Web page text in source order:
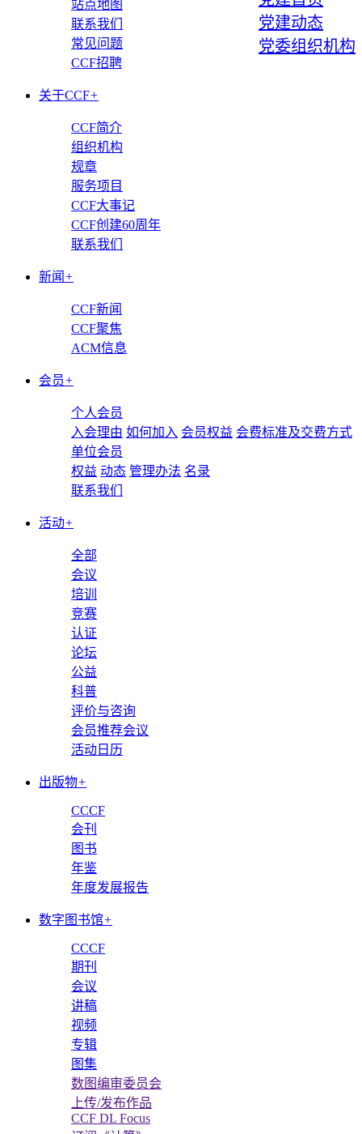
党建动态
党委组织机构
站点地图
联系我们
常见问题
CCF招聘
关于CCF+
CCF简介
组织机构
规章
服务项目
CCF大事记
CCF创建60周年
联系我们
新闻 +
CCF新闻
CCF聚焦
ACM信息
会员+
个人会员
入会理由 如何加入 会员权益 会费标准及交费方式
单位会员
权益 动态 管理办法 名录
联系我们
活动+
全部
会议
培训
竞赛
认证
论坛
公益
科普
评价与咨询
会员推荐会议
活动日历
出版物+
CCCF
会刊
图书
年鉴
年度发展报告
数字图书馆+
CCCF
期刊
会议
讲稿
视频
专辑
图集
数图编审委员会
上传/发布作品
CCF DL Focus